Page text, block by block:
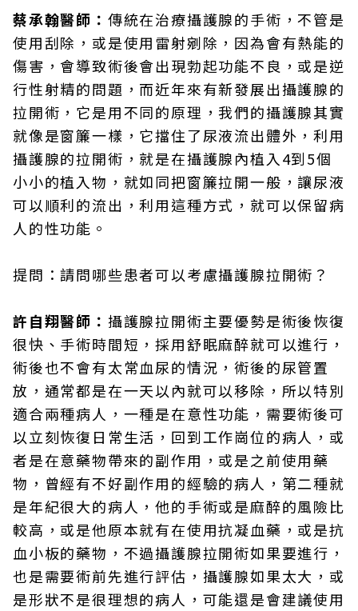
蔡承翰醫師： 傳統在治療攝護腺的手術，不管是
使用刮除，或是使用雷射剜除，因為會有熱能的
傷害，會導致術後會出現勃起功能不良，或是逆
行性射精的問題，而近年來有新發展出攝護腺的
拉開術，它是用不同的原理，我們的攝護腺其實
就像是窗簾一樣，它擋住了尿液流出體外，利用
攝護腺的拉開術，就是在攝護腺內植入4到5個
小小的植入物，就如同把窗簾拉開一般，讓尿液
可以順利的流出，利用這種方式，就可以保留病
人的性功能。
提問：請問哪些患者可以考慮攝護腺拉開術？
許自翔醫師： 攝護腺拉開術主要優勢是術後恢復
很快、手術時間短，採用舒眠麻醉就可以進行，
術後也不會有太常血尿的情況，術後的尿管置
放，通常都是在一天以內就可以移除，所以特別
適合兩種病人，一種是在意性功能，需要術後可
以立刻恢復日常生活，回到工作崗位的病人，或
者是在意藥物帶來的副作用，或是之前使用藥
物，曾經有不好副作用的經驗的病人，第二種就
是年紀很大的病人，他的手術或是麻醉的風險比
較高，或是他原本就有在使用抗凝血藥，或是抗
血小板的藥物，不過攝護腺拉開術如果要進行，
也是需要術前先進行評估，攝護腺如果太大，或
是形狀不是很理想的病人，可能還是會建議使用